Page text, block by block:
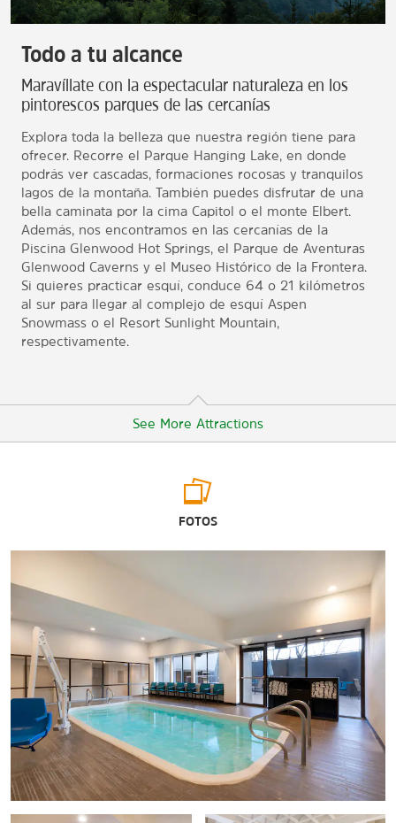
Todo a tu alcance
Maravíllate con la espectacular naturaleza en los
pintorescos parques de las cercanías
Explora toda la belleza que nuestra región tiene para
ofrecer. Recorre el Parque Hanging Lake, en donde
podrás ver cascadas, formaciones rocosas y tranquilos
lagos de la montaña. También puedes disfrutar de una
bella caminata por la cima Capitol o el monte Elbert.
Además, nos encontramos en las cercanías de la
Piscina Glenwood Hot Springs, el Parque de Aventuras
Glenwood Caverns y el Museo Histórico de la Frontera.
Si quieres practicar esquí, conduce 64 o 21 kilómetros
al sur para llegar al complejo de esquí Aspen
Snowmass o el Resort Sunlight Mountain,
respectivamente.
See More Attractions
Doc Holliday Grave Trailhead
Glenwood Caverns Adventure Park
Glenwood Hot Springs Pool
Glenwood Springs Ice Rink
Hanging Lake Park
Sunlight Mountain Resort
FOTOS